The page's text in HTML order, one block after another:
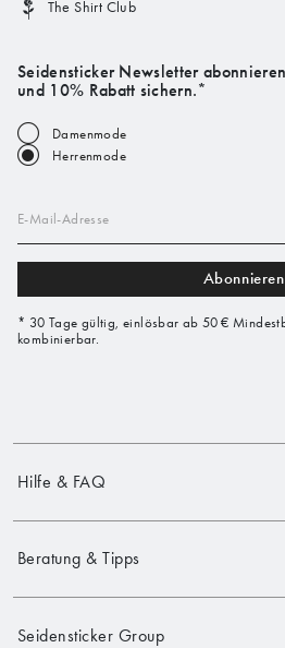
The Shirt Club
Seidensticker Newsletter abonnieren
und 10% Rabatt sichern.*
Damenmode
Herrenmode
E-Mail-Adresse
Abonnieren
* 30 Tage gültig, einlösbar ab 50 €
kombinierbar.
Hilfe & FAQ
Beratung & Tipps
Seidensticker Group